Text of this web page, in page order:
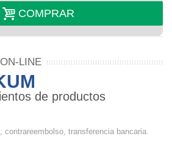
COMPRAR
LINE
de productos
transferencia bancaria.